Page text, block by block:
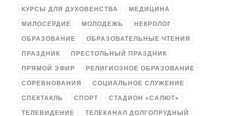
КУРСЫ ДЛЯ ДУХОВЕНСТВА МЕДИЦИНА
МИЛОСЕРДИЕ МОЛОДЕЖЬ НЕКРОЛОГ
ОБРАЗОВАНИЕ ОБРАЗОВАТЕЛЬНЫЕ ЧТЕНИЯ
ПРАЗДНИК ПРЕСТОЛЬНЫЙ ПРАЗДНИК
ПРЯМОЙ ЭФИР РЕЛИГИОЗНОЕ ОБРАЗОВАНИЕ
СОРЕВНОВАНИЯ СОЦИАЛЬНОЕ СЛУЖЕНИЕ
СПЕКТАКЛЬ СПОРТ СТАДИОН «САЛЮТ»
ТЕЛЕВИДЕНИЕ ТЕЛЕКАНАЛ ДОЛГОПРУДНЫЙ